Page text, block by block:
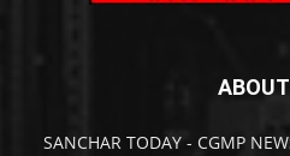
SANCHAR TODAY - CGMP